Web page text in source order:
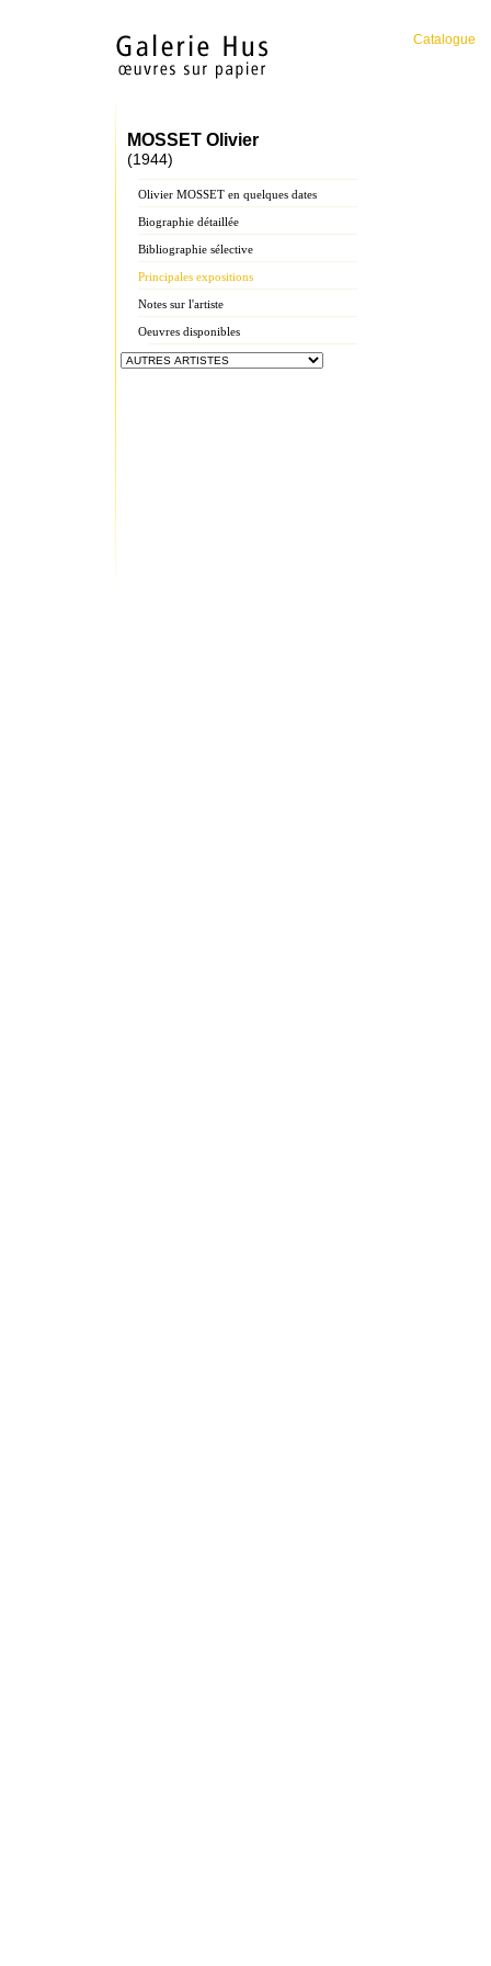
Catalogue
MOSSET Olivier
(1944)
Olivier MOSSET en quelques dates
Biographie détaillée
Bibliographie sélective
Principales expositions
Notes sur l'artiste
Oeuvres disponibles